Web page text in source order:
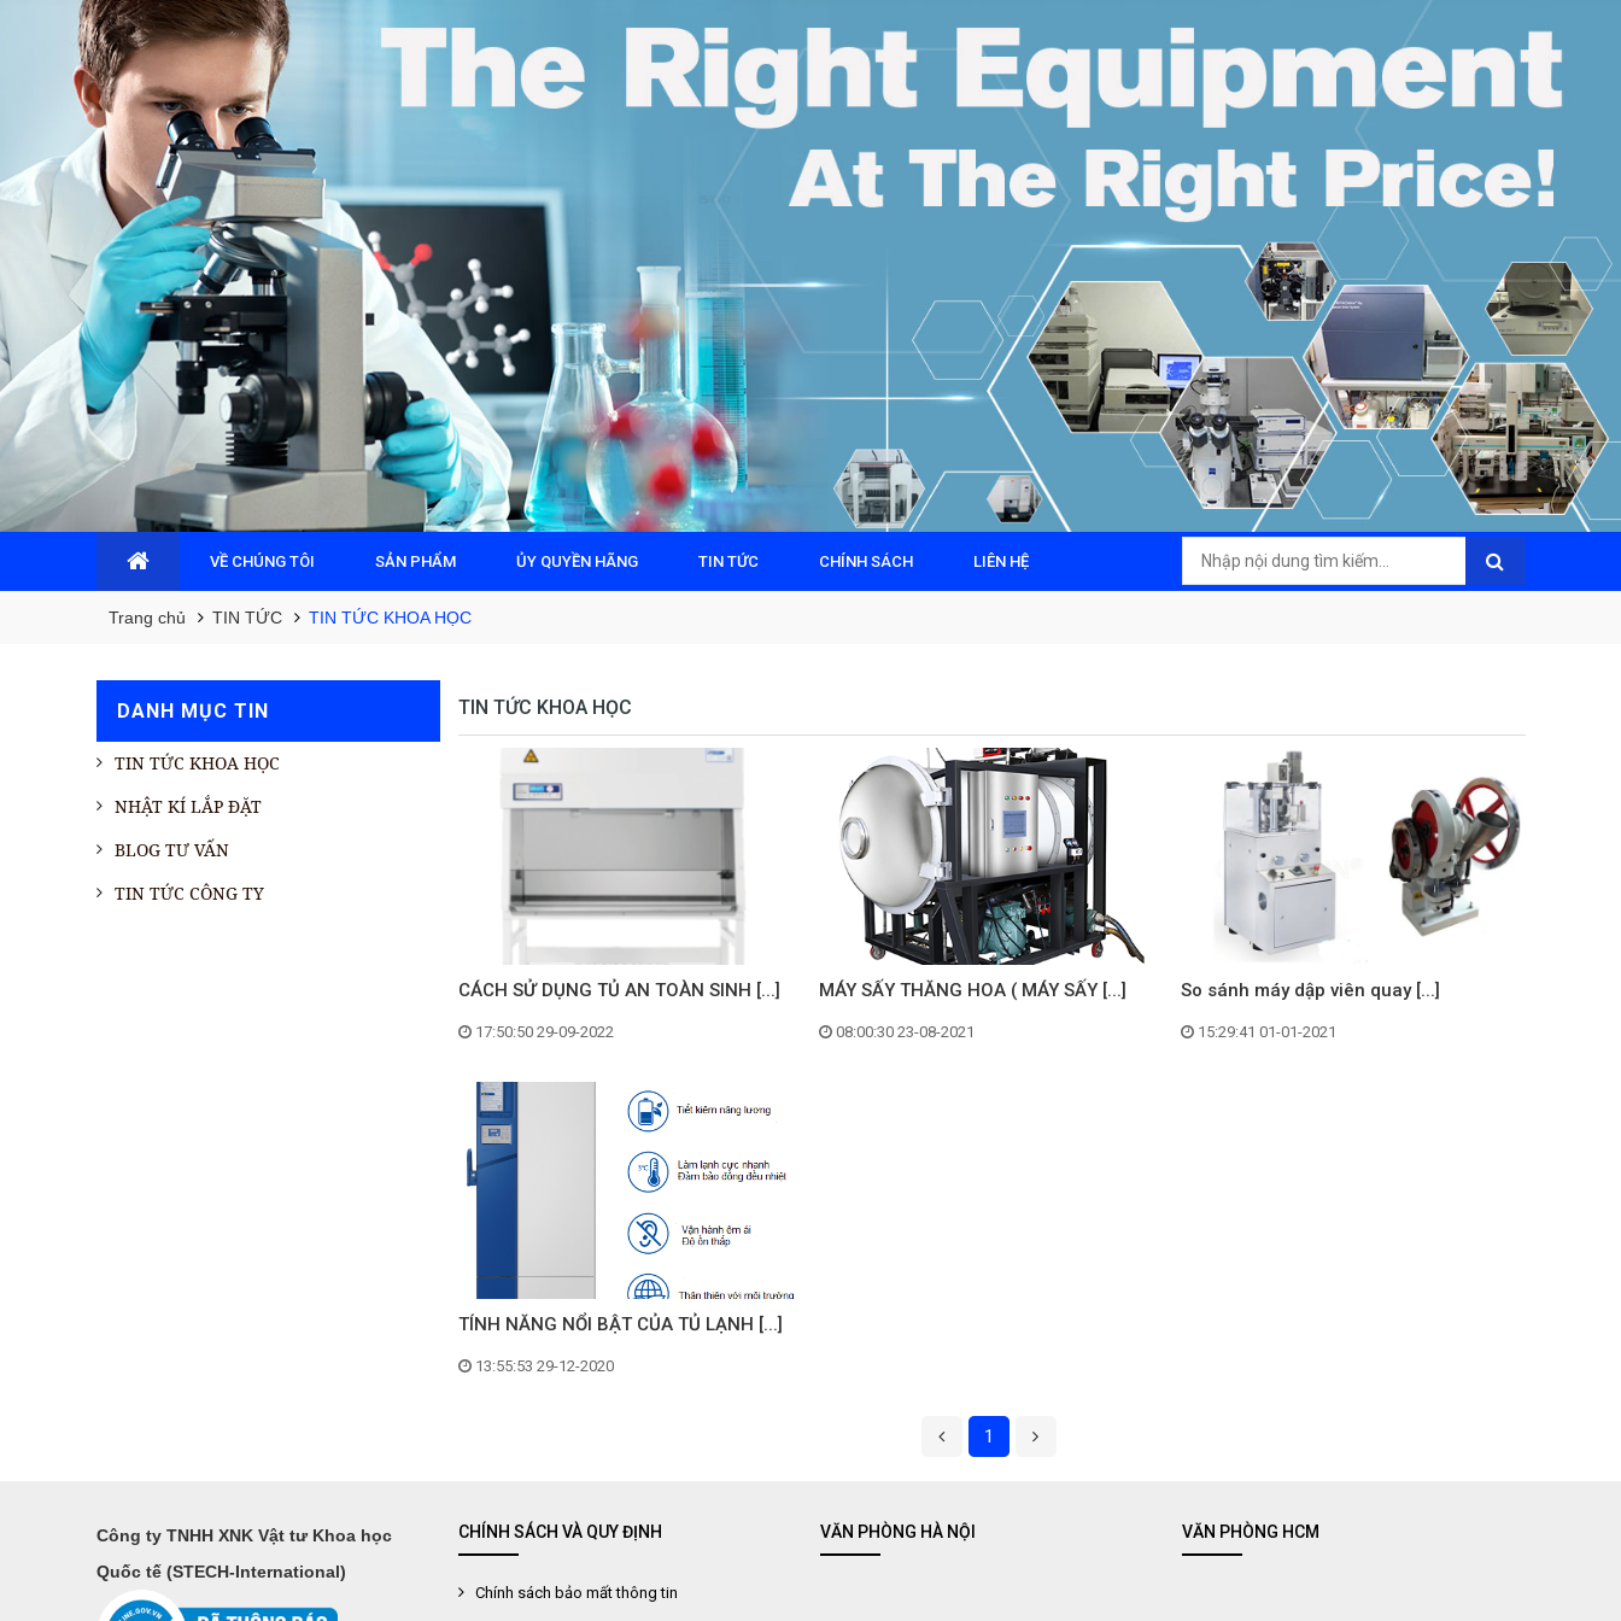
VỀ CHÚNG TÔI SẢN PHẨM ỦY QUYỀN HÃNG TIN TỨC CHÍNH SÁCH LIÊN HỆ
Trang chủ TIN TỨC TIN TỨC KHOA HỌC
DANH MỤC TIN
TIN TỨC KHOA HỌC
NHẬT KÍ LẮP ĐẶT
BLOG TƯ VẤN
TIN TỨC CÔNG TY
TIN TỨC KHOA HỌC
CÁCH SỬ DỤNG TỦ AN TOÀN SINH [...]
17:50:50 29-09-2022
MÁY SẤY THĂNG HOA ( MÁY SẤY [...]
08:00:30 23-08-2021
So sánh máy dập viên quay [...]
15:29:41 01-01-2021
TÍNH NĂNG NỔI BẬT CỦA TỦ LẠNH [...]
13:55:53 29-12-2020
1
Công ty TNHH XNK Vật tư Khoa học
Quốc tế (STECH-International)
CHÍNH SÁCH VÀ QUY ĐỊNH
Chính sách bảo mất thông tin
VĂN PHÒNG HÀ NỘI VĂN PHÒNG HCM